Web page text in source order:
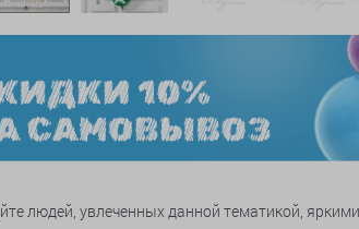
людей, увлеченных данной тематикой,